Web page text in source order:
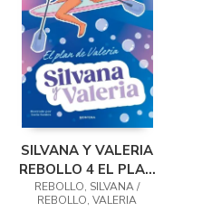
SILVANA Y VALERIA
REBOLLO 4 EL PLAN
DE VALERIA
REBOLLO, SILVANA /
REBOLLO, VALERIA